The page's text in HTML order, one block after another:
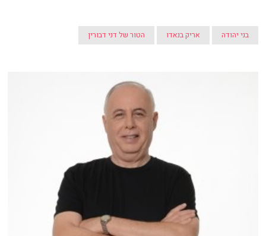
בני יהודה אריק בנאדו הטור של דני דבורין